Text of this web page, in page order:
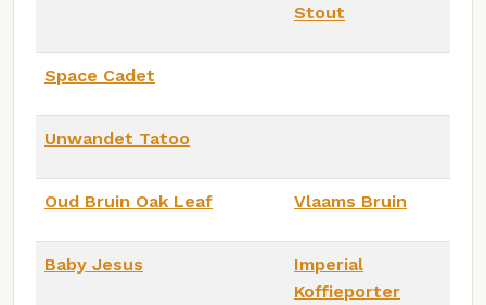
Stout
Space Cadet
Unwandet Tatoo
Oud Bruin Oak Leaf Vlaams Bruin
Baby Jesus
Imperial
Koffieporter